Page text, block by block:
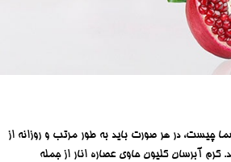
چیست، در هر صورت باید به طور مرتب و روزانه از
کرم آبرسان کلیون حاوی عصاره انار از جمله